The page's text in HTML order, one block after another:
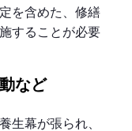
を含めた、修繕
することが必要
など
生幕が張られ、